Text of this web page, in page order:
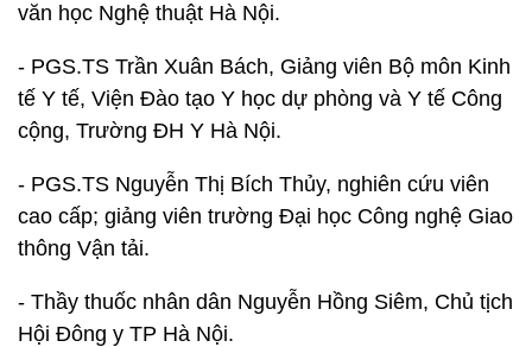
văn học Nghệ thuật Hà Nội.
- PGS.TS Trần Xuân Bách, Giảng viên Bộ môn Kinh
tế Y tế, Viện Đào tạo Y học dự phòng và Y tế Công
cộng, Trường ĐH Y Hà Nội.
- PGS.TS Nguyễn Thị Bích Thủy, nghiên cứu viên
cao cấp; giảng viên trường Đại học Công nghệ Giao
thông Vận tải.
- Thầy thuốc nhân dân Nguyễn Hồng Siêm, Chủ tịch
Hội Đông y TP Hà Nội.